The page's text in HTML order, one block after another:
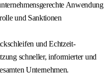
Anwendung
und Sanktionen
und Echtzeit-
schneller, informierter und
Unternehmen.